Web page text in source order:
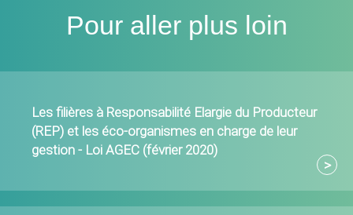
Pour aller plus loin
Les filières à Responsabilité Elargie du Producteur
(REP) et les éco-organismes en charge de leur
gestion - Loi AGEC (février 2020)